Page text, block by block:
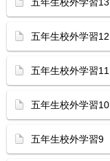
五年生校外学習12
五年生校外学習11
五年生校外学習10
五年生校外学習9